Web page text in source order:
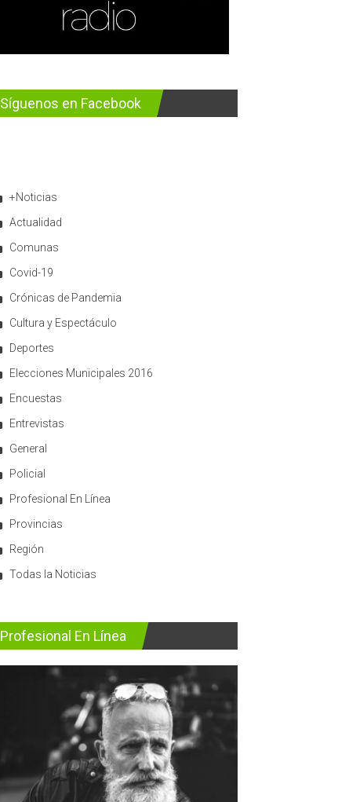
Síguenos en Facebook
+Noticias
Actualidad
Comunas
Covid-19
Crónicas de Pandemia
Cultura y Espectáculo
Deportes
Elecciones Municipales 2016
Encuestas
Entrevistas
General
Policial
Profesional En Línea
Provincias
Región
Todas la Noticias
Profesional En Línea